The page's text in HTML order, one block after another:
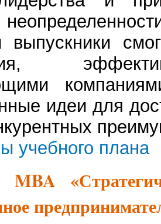
выпускники
идеи для
учебного плана
MBA «